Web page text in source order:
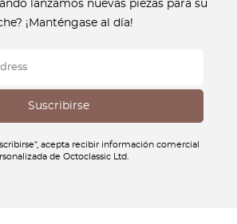
lanzamos nuevas piezas para su
¡Manténgase al día!
acepta recibir información comercial
de Octoclassic Ltd.